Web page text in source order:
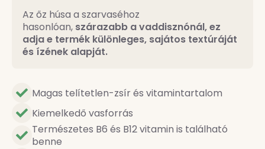
Az őz húsa a szarvaséhoz
hasonlóan, szárazabb a vaddisznónál, ez
adja e termék különleges, sajátos textúráját
és ízének alapját.
Magas telítetlen-zsír és vitamintartalom
Kiemelkedő vasforrás
Természetes B6 és B12 vitamin is található
benne